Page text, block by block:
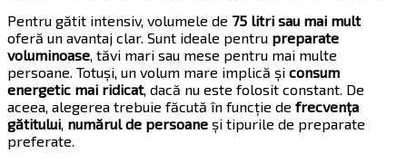
Pentru gătit intensiv, volumele de 75 litri sau mai mult
oferă un avantaj clar. Sunt ideale pentru preparate
voluminoase, tăvi mari sau mese pentru mai multe
persoane. Totuși, un volum mare implică și consum
energetic mai ridicat, dacă nu este folosit constant. De
aceea, alegerea trebuie făcută în funcție de frecvența
gătitului, numărul de persoane și tipurile de preparate
preferate.